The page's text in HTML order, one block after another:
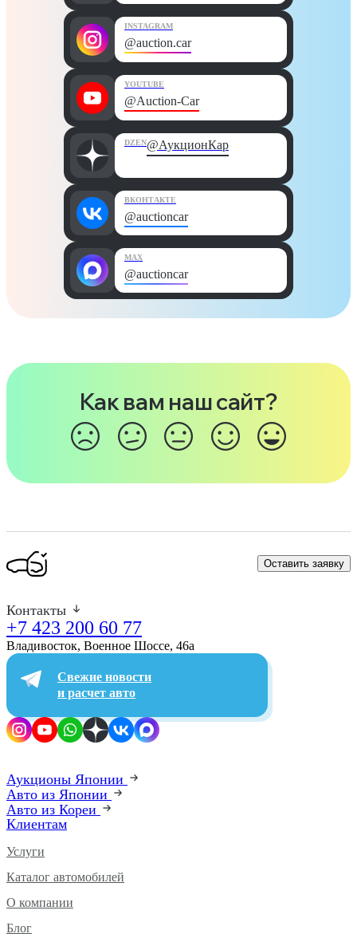
INSTAGRAM
@auction.car
YOUTUBE
@Auction-Car
DZEN@АукционКар
ВКОНТАКТЕ
@auctioncar
MAX
@auctioncar
Как вам наш сайт?
Оставить заявку
Контакты
+7 423 200 60 77
Владивосток, Военное Шоссе, 46а​
Свежие новости
и расчет авто
Аукционы Японии
Авто из Японии
Авто из Кореи
Клиентам
Услуги
Каталог автомобилей
О компании
Блог